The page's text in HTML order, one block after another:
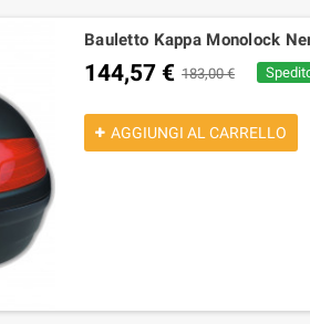
Bauletto Kappa Monolock
144,57 € 183,00 €
AGGIUNGI AL CARRELLO